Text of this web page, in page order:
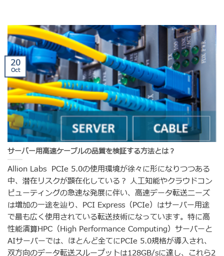
サーバー用高速ケーブルの品質を検証する方法とは？
Allion Labs PCIe 5.0の使用環境が徐々に形になりつつある
中、潜在リスクが顕在化している？ 人工知能やクラウドコン
ピューティングの急速な発展に伴い、高速データ転送ニーズ
は増加の一途を辿り、PCI Express（PCIe）はサーバー用途
で最も広く使用されている転送技術になっています。特に高
性能演算HPC（High Performance Computing）サーバーと
AIサーバーでは、ほとんど全てにPCIe 5.0規格が導入され、
双方向のデータ転送スループットは128GB/sに達し、これら2
20
Oct